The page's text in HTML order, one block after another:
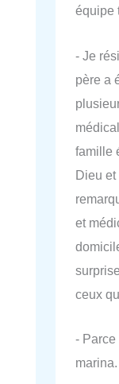
équipe
- Je
père a
famille
Dieu et
et
ceux
- Parce
marina.